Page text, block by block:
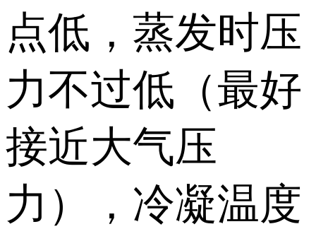
点低，蒸发时压
力不过低（最好
接近大气压
力），冷凝温度